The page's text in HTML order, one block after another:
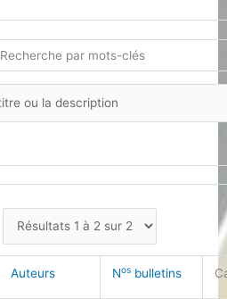
Recherche par mots-clés
Auteurs Nos bulletins